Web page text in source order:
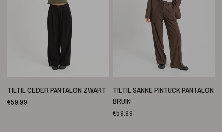
SCHNELLANSICHT
TILTIL CEDER PANTALON ZWART
€59.99
SCHNELLANSICHT
TILTIL SANNE PINTUCK PANTALON
BRUIN
€59.99